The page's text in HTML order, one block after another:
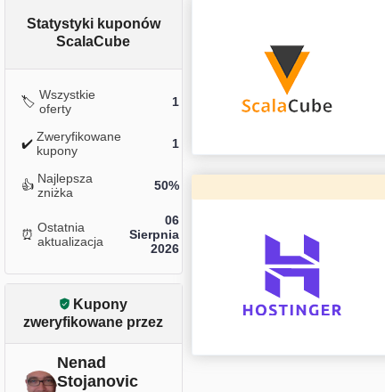
Statystyki kuponów
ScalaCube
🏷️ Wszystkie
oferty
1
✔️ Zweryfikowane
kupony
1
👍 Najlepsza
zniżka
50%
⏰ Ostatnia
aktualizacja
06
Sierpnia
2026
Kupony
zweryfikowane przez
Nenad
Stojanovic